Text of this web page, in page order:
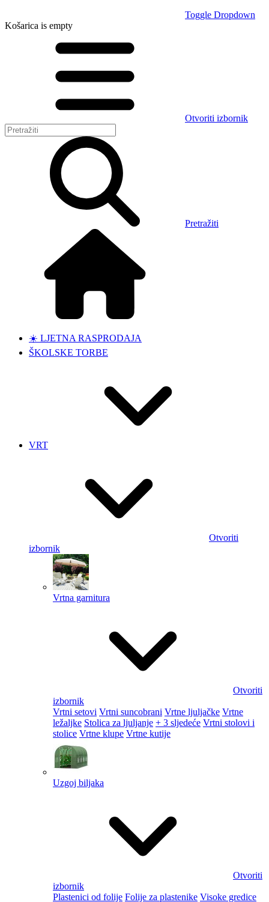
Toggle Dropdown
Košarica is empty
Otvoriti izbornik
Pretražiti
☀️ LJETNA RASPRODAJA
ŠKOLSKE TORBE
VRT
Otvoriti
izbornik
Vrtna garnitura
Otvoriti
izbornik
Vrtni setovi Vrtni suncobrani Vrtne ljuljačke Vrtne
ležaljke Stolica za ljuljanje + 3 sljedeće Vrtni stolovi i
stolice Vrtne klupe Vrtne kutije
Uzgoj biljaka
Otvoriti
izbornik
Plastenici od folije Folije za plastenike Visoke gredice